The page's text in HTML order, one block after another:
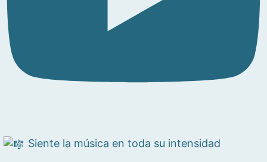
Siente la música en toda su intensidad